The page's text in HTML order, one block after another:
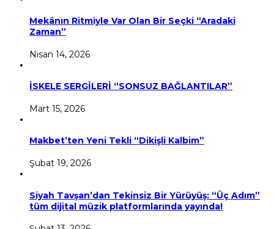
Mekânın Ritmiyle Var Olan Bir Seçki “Aradaki
Zaman”
Nisan 14, 2026
İSKELE SERGİLERİ “SONSUZ BAĞLANTILAR”
Mart 15, 2026
Makbet’ten Yeni Tekli “Dikişli Kalbim”
Şubat 19, 2026
Siyah Tavşan’dan Tekinsiz Bir Yürüyüş: “Üç Adım”
tüm dijital müzik platformlarında yayında!